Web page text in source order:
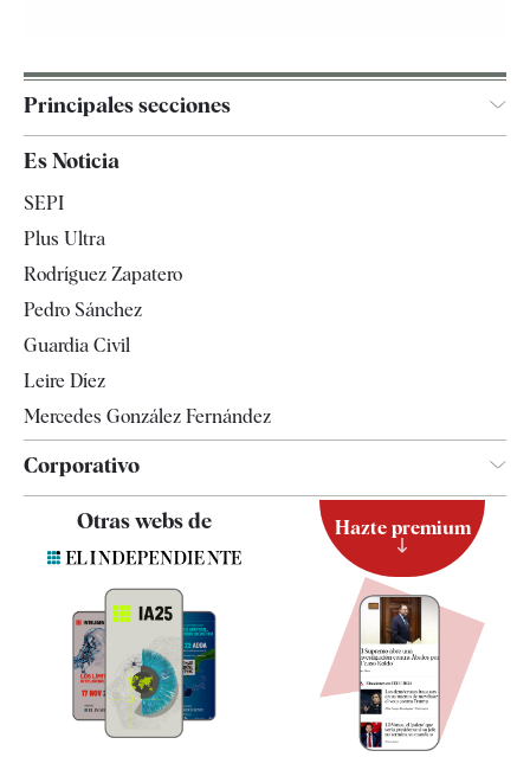
Principales secciones
Televisión
Es Noticia
SEPI
Plus Ultra
Rodríguez Zapatero
Pedro Sánchez
Guardia Civil
Leire Díez
Mercedes González Fernández
Corporativo
Quiénes somos
Especificaciones
Otras webs de Hazte premium